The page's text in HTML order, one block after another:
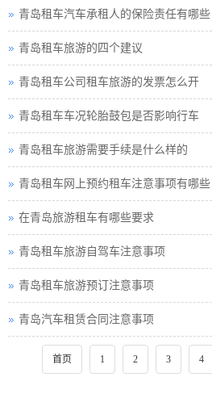
青岛租车汽车承租人的保险责任有哪些
青岛租车旅游的四个建议
青岛租车公司租车旅游的发票怎么开
青岛租车车况轮胎鼓包是否影响行车
青岛租车旅游需要手续是什么样的
青岛租车网上预约租车注意事项有哪些
在青岛旅游租车有哪些要求
青岛租车旅游自驾车注意事项
青岛租车旅游预订注意事项
青岛汽车租赁合同注意事项
首页 1 2 3 4